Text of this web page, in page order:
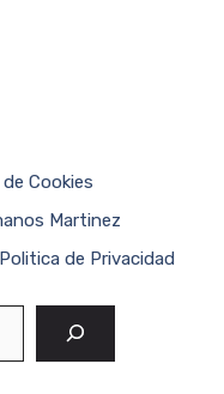
Cookies
Martinez
Politica de Privacidad